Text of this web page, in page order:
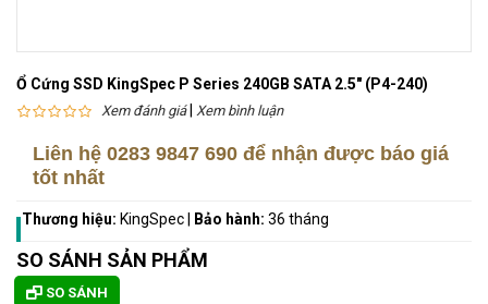
Ổ Cứng SSD KingSpec P Series 240GB SATA 2.5" (P4-240)
Xem đánh giá| Xem bình luận
Liên hệ 0283 9847 690 để nhận được báo giá
tốt nhất
Thương hiệu: KingSpec Bảo hành: 36 tháng
SO SÁNH SẢN PHẨM
SO SÁNH